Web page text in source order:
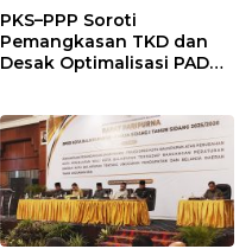
PKS–PPP Soroti
Pemangkasan TKD dan
Desak Optimalisasi PAD